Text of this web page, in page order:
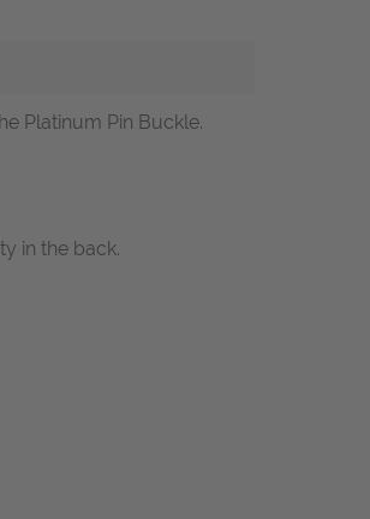
Platinum Pin Buckle.
in the back.